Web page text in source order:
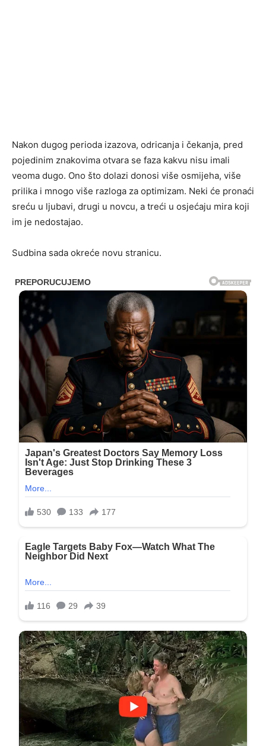
Nakon dugog perioda izazova, odricanja i čekanja, pred
pojedinim znakovima otvara se faza kakvu nisu imali
veoma dugo. Ono što dolazi donosi više osmijeha, više
prilika i mnogo više razloga za optimizam. Neki će pronaći
sreću u ljubavi, drugi u novcu, a treći u osjećaju mira koji
im je nedostajao.
Sudbina sada okreće novu stranicu.